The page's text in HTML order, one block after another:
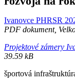
Ivanovce PHRSR
PDF dokument,
Projektové zámery
39.59 kB
športová